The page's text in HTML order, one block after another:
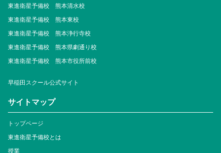
東進衛星予備校 熊本清水校
東進衛星予備校 熊本東校
東進衛星予備校 熊本浄行寺校
東進衛星予備校 熊本県劇通り校
東進衛星予備校 熊本市役所前校
早稲田スクール公式サイト
サイトマップ
トップページ
東進衛星予備校とは
授業